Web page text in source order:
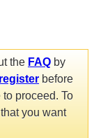
the FAQ by
register before
proceed. To
you want